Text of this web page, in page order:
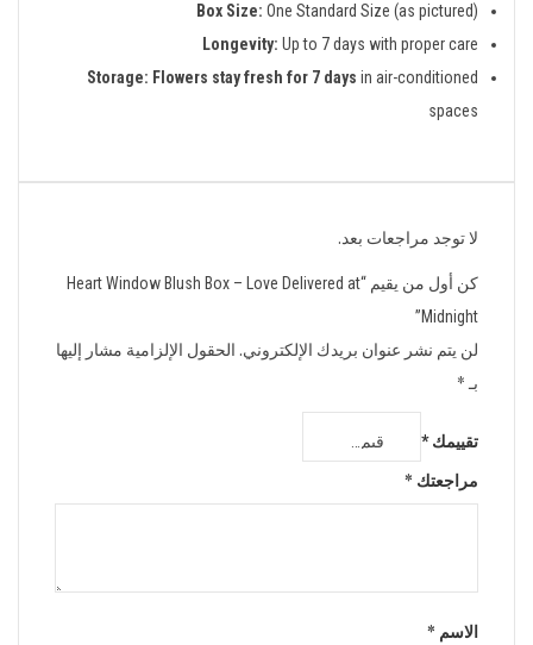
Box Size: One Standard Size (as pictured)
Longevity: Up to 7 days with proper care
Storage: Flowers stay fresh for 7 days in air-conditioned
spaces
لا توجد مراجعات بعد.
كن أول من يقيم “Heart Window Blush Box – Love Delivered at
Midnight”
لن يتم نشر عنوان بريدك الإلكتروني. الحقول الإلزامية مشار إليها
بـ*
تقييمك*
مراجعتك *
الاسم *